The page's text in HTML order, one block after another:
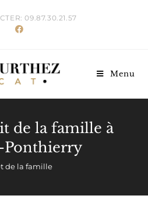
09.87.30.21.57
Menu
de la famille à
Ponthierry
de la famille